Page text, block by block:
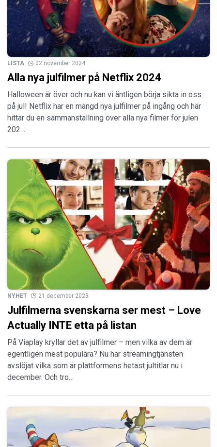
LISTA 02 november 2024
Alla nya julfilmer på Netflix 2024
Halloween är över och nu kan vi äntligen börja sikta in oss
på jul! Netflix har en mängd nya julfilmer på ingång och här
hittar du en sammanställning över alla nya filmer för julen
202…
NYHET 21 december 2023
Julfilmerna svenskarna ser mest – Love
Actually INTE etta på listan
På Viaplay kryllar det av julfilmer – men vilka av dem är
egentligen mest populära? Nu har streamingtjänsten
avslöjat vilka som är plattformens hetast jultitlar nu i
december. Och tro…